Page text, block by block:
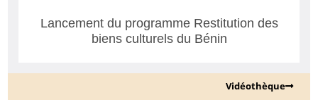
Lancement du programme Restitution des
biens culturels du Bénin
Vidéothèque